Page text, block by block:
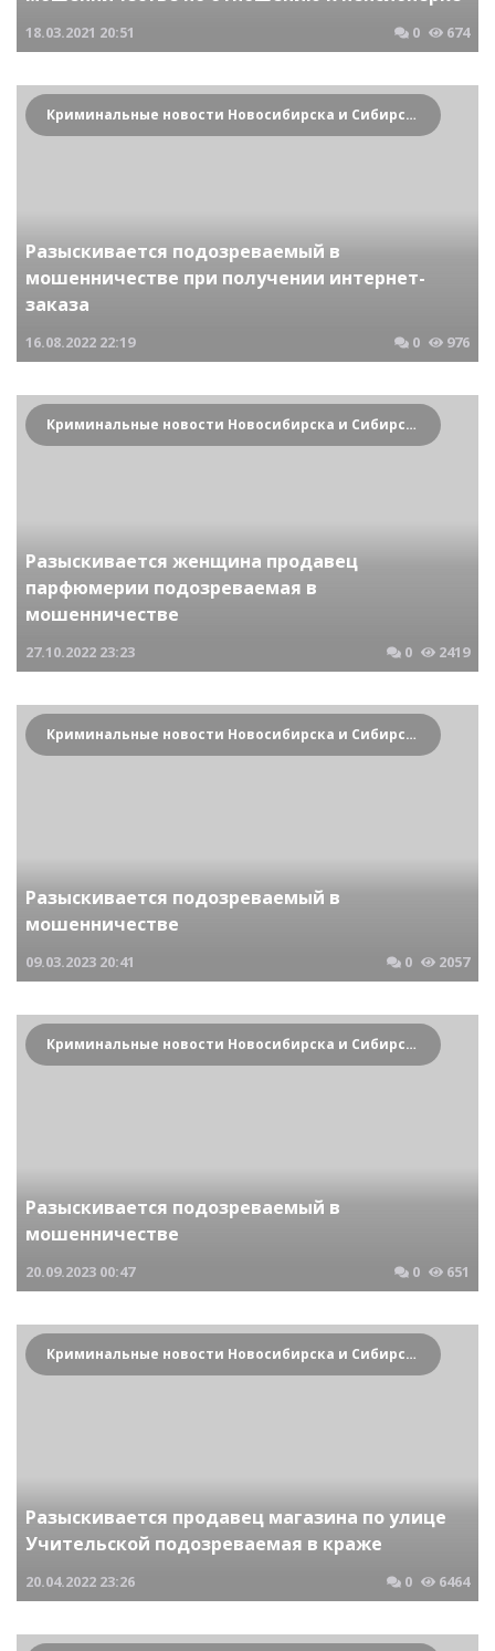
18.03.2021 20:51 0 674
Криминальные новости Новосибирска и Сибирского региона
Разыскивается подозреваемый в
мошенничестве при получении интернет-
заказа
16.08.2022 22:19 0 976
Криминальные новости Новосибирска и Сибирского региона
Разыскивается женщина продавец
парфюмерии подозреваемая в
мошенничестве
27.10.2022 23:23 0 2419
Криминальные новости Новосибирска и Сибирского региона
Разыскивается подозреваемый в
мошенничестве
09.03.2023 20:41 0 2057
Криминальные новости Новосибирска и Сибирского региона
Разыскивается подозреваемый в
мошенничестве
20.09.2023 00:47 0 651
Криминальные новости Новосибирска и Сибирского региона
Разыскивается продавец магазина по улице
Учительской подозреваемая в краже
20.04.2022 23:26 0 6464